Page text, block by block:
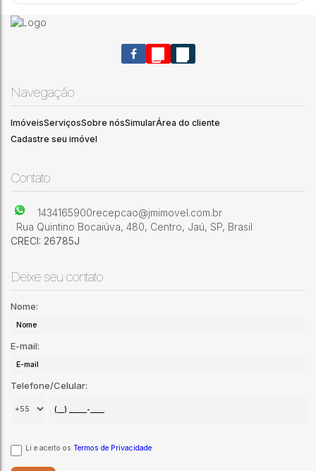
Condomínio Jardim Alvorada
Navegação
ImóveisServiçosSobre nósSimularÁrea do cliente
Cadastre seu imóvel
Contato
1434165900recepcao@jmimovel.com.br
Rua Quintino Bocaiúva, 480, Centro, Jaú, SP, Brasil
CRECI: 26785J
Deixe seu contato
Nome:
E-mail:
Telefone/Celular:
Li e aceito os Termos de Privacidade